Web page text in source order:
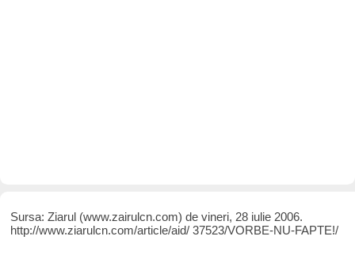
Sursa: Ziarul (www.zairulcn.com) de vineri, 28 iulie 2006.
http://www.ziarulcn.com/article/aid/ 37523/VORBE-NU-FAPTE!/